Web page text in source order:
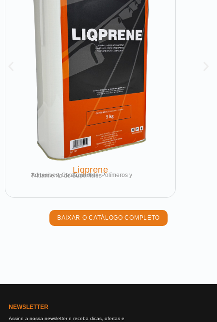
Liqprene
Adhesivos, Catalizadores, Polímeros y Tratamiento de Superficies
BAIXAR O CATÁLOGO COMPLETO
NEWSLETTER
Assine a nossa newsletter e receba dicas, ofertas e